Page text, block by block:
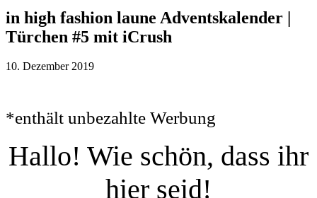
in high fashion laune Adventskalender |
Türchen #5 mit iCrush
10. Dezember 2019
*enthält unbezahlte Werbung
Hallo! Wie schön, dass ihr
hier seid!